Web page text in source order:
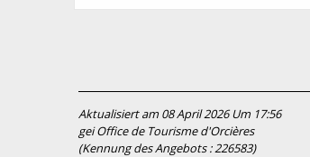
Aktualisiert am 08 April 2026 Um 17:56
gei Office de Tourisme d'Orcières
(Kennung des Angebots :226583)